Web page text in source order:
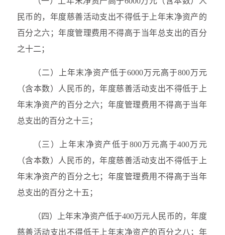
民币的，年度慈善活动支出不得低于上年末净资产的
百分之六；年度管理费用不得高于当年总支出的百分
之十二；
（二）上年末净资产低于6000万元高于800万元
（含本数）人民币的，年度慈善活动支出不得低于上
年末净资产的百分之六；年度管理费用不得高于当年
总支出的百分之十三；
（三）上年末净资产低于800万元高于400万元
（含本数）人民币的，年度慈善活动支出不得低于上
年末净资产的百分之七；年度管理费用不得高于当年
总支出的百分之十五；
（四）上年末净资产低于400万元人民币的，年度
慈善活动支出不得低于上年末净资产的百分之八；年